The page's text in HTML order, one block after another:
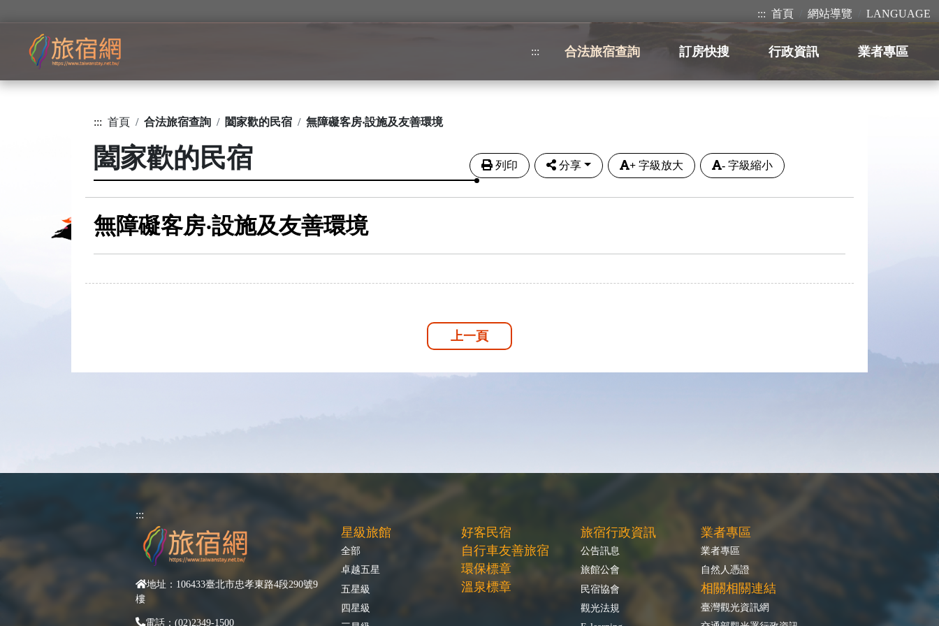
::: 首頁 網站導覽 LANGUAGE
::: 合法旅宿查詢 訂房快搜 行政資訊 業者專區
::: 首頁 合法旅宿查詢 闔家歡的民宿 無障礙客房‧設施及友善環境
闔家歡的民宿 列印 分享 + 字級放大 - 字級縮小
無障礙客房‧設施及友善環境
上一頁
:::
地址：106433臺北市忠孝東路4段290號9
樓
電話：(02)2349-1500
星級旅館
全部
卓越五星
五星級
四星級
好客民宿
自行車友善旅宿
環保標章
溫泉標章
旅宿行政資訊
公告訊息
旅館公會
民宿協會
觀光法規
業者專區
業者專區
自然人憑證
相關相關連結
臺灣觀光資訊網